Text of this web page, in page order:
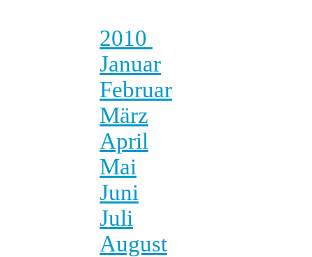
2010
Januar
Februar
März
April
Mai
Juni
Juli
August